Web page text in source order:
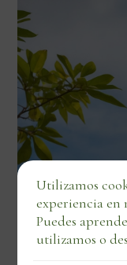
Utilizamos
experiencia en
Puedes
utilizamos o